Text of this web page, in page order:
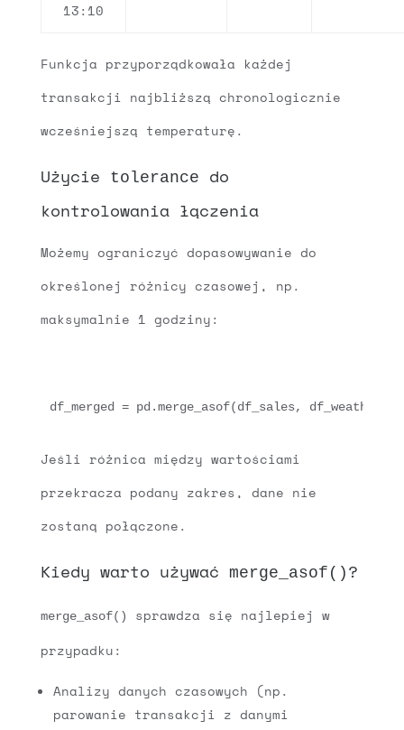
13:10
Funkcja przyporządkowała każdej
transakcji najbliższą chronologicznie
wcześniejszą temperaturę.
Użycie tolerance
do
kontrolowania łączenia
Możemy ograniczyć dopasowywanie do
określonej różnicy czasowej, np.
maksymalnie 1 godziny:
Jeśli różnica między wartościami
przekracza podany zakres, dane nie
zostaną połączone.
Kiedy warto używać merge_asof() ?
merge_asof()
sprawdza się najlepiej w
przypadku:
Analizy danych czasowych (np.
parowanie transakcji z danymi